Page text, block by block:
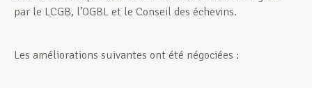
par le LCGB, l’OGBL et le Conseil des échevins.
Les améliorations suivantes ont été négociées :